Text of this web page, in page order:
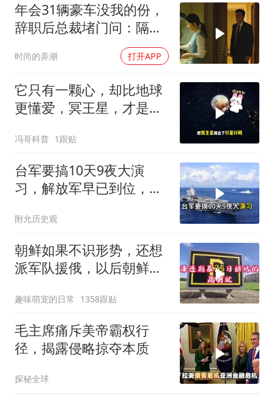
年会31辆豪车没我的份，
辞职后总裁堵门问：隔壁
时尚的弄潮 打开APP
它只有一颗心，却比地球
更懂爱，冥王星，才是太
冯哥科普 1跟贴
台军要搞10天9夜大演
习，解放军早已到位，美
味了
附允历史观
朝鲜如果不识形势，还想
派军队援俄，以后朝鲜如
趣味萌宠的日常 1358跟贴
毛主席痛斥美帝霸权行
径，揭露侵略掠夺本质
探秘全球